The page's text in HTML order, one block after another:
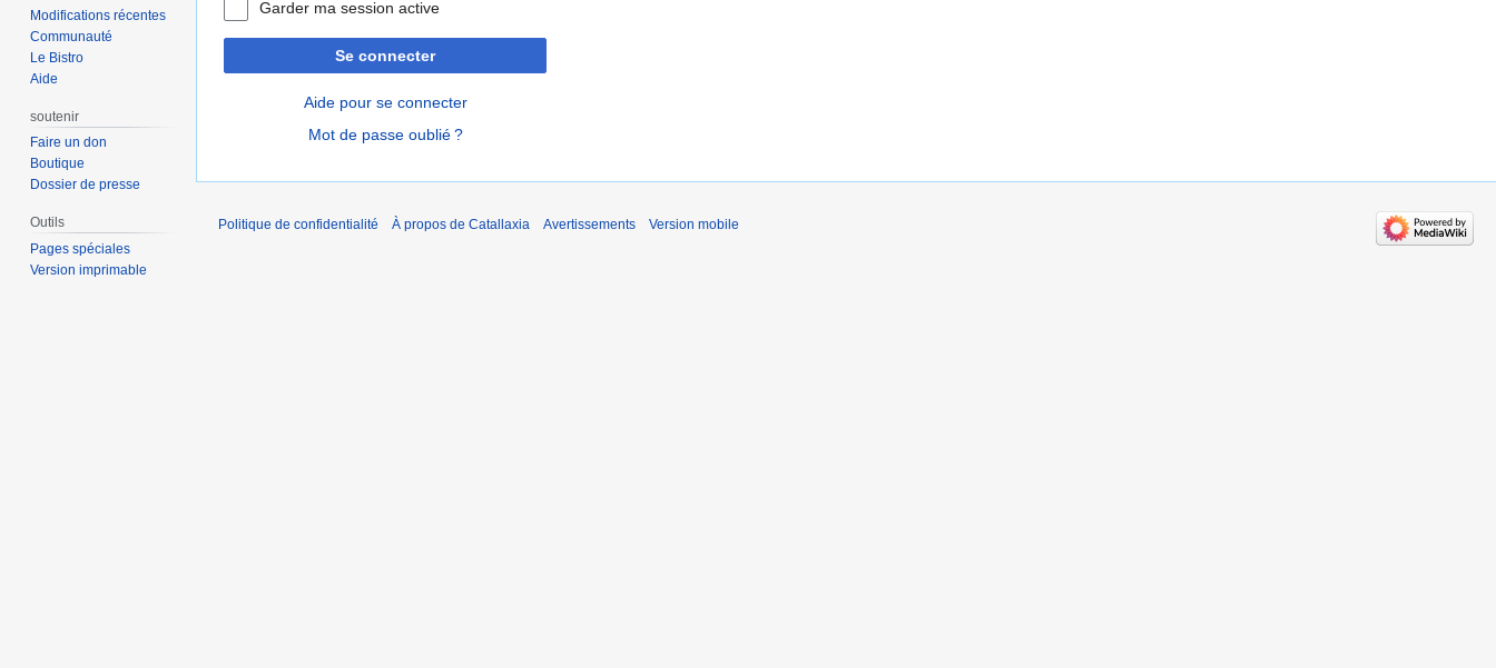
Garder ma session active
Se connecter
Aide pour se connecter
Mot de passe oublié ?
Modifications récentes
Communauté
Le Bistro
Aide
soutenir
Faire un don
Boutique
Dossier de presse
Outils
Pages spéciales
Version imprimable
Politique de confidentialité À propos de Catallaxia Avertissements Version mobile